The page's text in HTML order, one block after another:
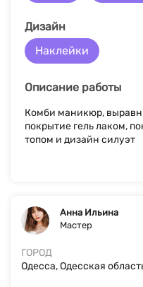
Дизайн
Наклейки
Описание работы
Комби маникюр,
покрытие гель лаком,
топом и дизайн силуэт
Анна Ильина
Мастер
ГОРОД
Одесса, Одесская